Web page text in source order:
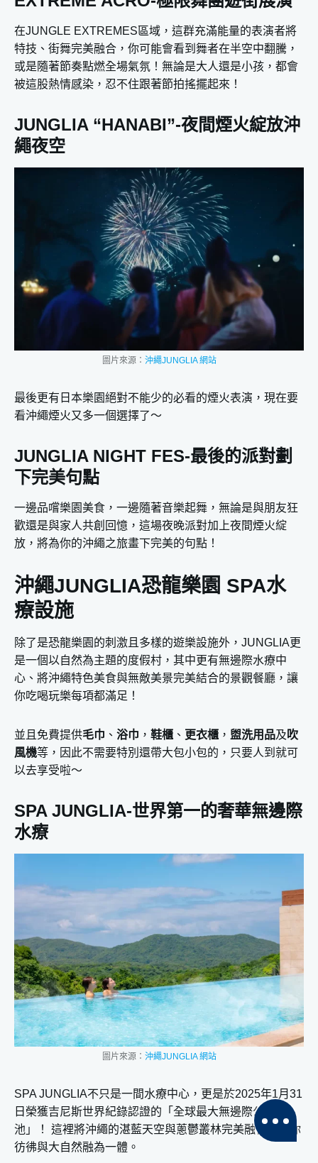
在JUNGLE EXTREMES區域，這群充滿能量的表演者將
特技、街舞完美融合，你可能會看到舞者在半空中翻騰，
或是隨著節奏點燃全場氣氛！無論是大人還是小孩，都會
被這股熱情感染，忍不住跟著節拍搖擺起來！
JUNGLIA “HANABI”-夜間煙火綻放沖
繩夜空
圖片來源： 沖繩JUNGLIA 網站
最後更有日本樂園絕對不能少的必看的煙火表演，現在要
看沖繩煙火又多一個選擇了～
JUNGLIA NIGHT FES-最後的派對劃
下完美句點
一邊品嚐樂園美食，一邊隨著音樂起舞，無論是與朋友狂
歡還是與家人共創回憶，這場夜晚派對加上夜間煙火綻
放，將為你的沖繩之旅畫下完美的句點！
沖繩JUNGLIA恐龍樂園 SPA水
療設施
除了是恐龍樂園的刺激且多樣的遊樂設施外，JUNGLIA更
是一個以自然為主題的度假村，其中更有無邊際水療中
心、將沖繩特色美食與無敵美景完美結合的景觀餐廳，讓
你吃喝玩樂每項都滿足！
並且免費提供毛巾 、 浴巾 ， 鞋櫃 、 更衣櫃 ， 盥洗用品及 吹
風機等，因此不需要特別還帶大包小包的，只要人到就可
以去享受啦～
SPA JUNGLIA-世界第一的奢華無邊際
水療
圖片來源： 沖繩JUNGLIA 網站
SPA JUNGLIA不只是一間水療中心，更是於2025年1月31
日榮獲吉尼斯世界紀錄認證的「全球最大無邊際公共浴
池」！ 這裡將沖繩的湛藍天空與蔥鬱叢林完美融合，讓你
彷彿與大自然融為一體。